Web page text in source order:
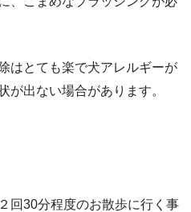
はとても楽で犬アレルギーが
が出ない場合があります。
回30分程度のお散歩に行く事